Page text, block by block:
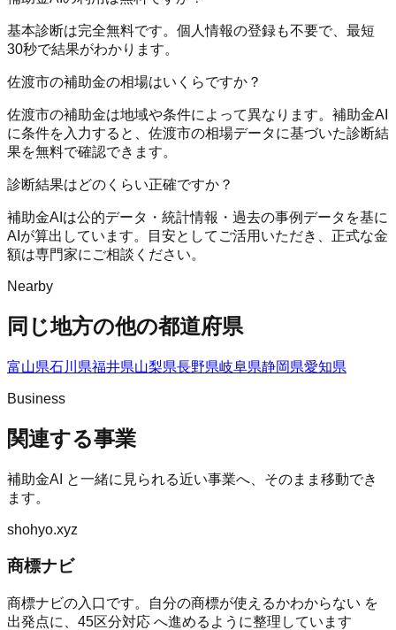
基本診断は完全無料です。個人情報の登録も不要で、最短
30秒で結果がわかります。
佐渡市の補助金の相場はいくらですか？
佐渡市の補助金は地域や条件によって異なります。補助金AI
に条件を入力すると、佐渡市の相場データに基づいた診断結
果を無料で確認できます。
診断結果はどのくらい正確ですか？
補助金AIは公的データ・統計情報・過去の事例データを基に
AIが算出しています。目安としてご活用いただき、正式な金
額は専門家にご相談ください。
Nearby
同じ地方の他の都道府県
富山県石川県福井県山梨県長野県岐阜県静岡県愛知県
Business
関連する事業
補助金AI
と一緒に見られる近い事業へ、そのまま移動でき
ます。
shohyo.xyz
商標ナビ
商標ナビの入口です。自分の商標が使えるかわからない を
出発点に、45区分対応 へ進めるように整理しています